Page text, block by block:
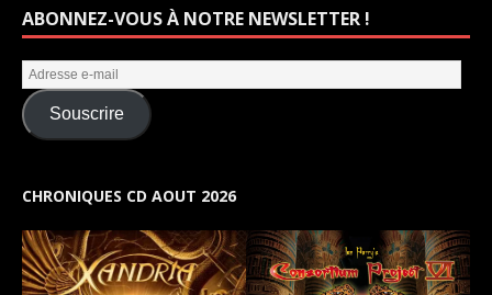
ABONNEZ-VOUS À NOTRE NEWSLETTER !
Souscrire
CHRONIQUES CD AOUT 2026